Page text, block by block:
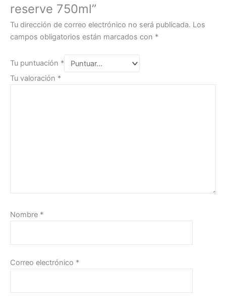
reserve 750ml”
Tu dirección de correo electrónico no será publicada. Los
campos obligatorios están marcados con *
Tu puntuación *
Tu valoración *
Nombre *
Correo electrónico *